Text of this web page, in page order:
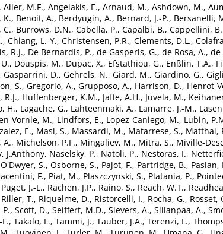
, Aller, M.F., Angelakis, E., Arnaud, M., Ashdown, M.,
K., Benoit, A., Berdyugin, A., Bernard, J.-P., Bersanelli,
C., Burrows, D.N., Cabella, P., Capalbi, B., Cappellini, B.
, Chiang, L.-Y., Christensen, P.R., Clements, D.L.,
R.J., De Bernardis, P., de Gasperis, G., de Rosa, A., de
, Douspis, M., Dupac, X., Efstathiou, G., Enßlin, T.A.,
, Gasparrini, D., Gehrels, N., Giard, M., Giardino, G.,
S., Gregorio, A., Grupposo, A., Harrison, D., Henrot-
R.J., Huffenberger, K.M., Jaffe, A.H., Juvela, M.,
H., Lagache, G., Lahteenmaki, A., Lamarre, J.-M.,
Vornle, M., Lindfors, E., Lopez-Caniego, M., Lubin,
E., Masi, S., Massardi, M., Matarrese, S., Matthai,
A., Michelson, P.F., Mingaliev, M., Mitra, S., Miville-
J.Anthony, Naselsky, P., Natoli, P., Nestoras, I.,
O'Dwyer, S., Osborne, S., Pajot, F., Partridge, B., Pasian,
F., Piat, M., Plaszczynski, S., Platania, P.,
Puget, J.-L., Rachen, J.P., Raino, S., Reach, W.T.,
Riller, T., Riquelme, D., Ristorcelli, I., Rocha, G., Rosset,
, Scott, D., Seiffert, M.D., Sievers, A., Sillanpaa, A.,
, Takalo, L., Tammi, J., Tauber, J.A., Terenzi, L.,